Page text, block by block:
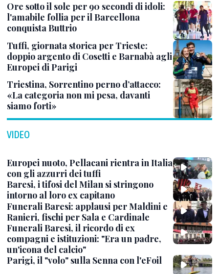
Ore sotto il sole per 90 secondi di idoli:
l'amabile follia per il Barcellona
conquista Buttrio
Tuffi, giornata storica per Trieste:
doppio argento di Cosetti e Barnabà agli
Europei di Parigi
Triestina, Sorrentino perno d’attacco:
«La categoria non mi pesa, davanti
siamo forti»
VIDEO
Europei nuoto, Pellacani rientra in Italia
con gli azzurri dei tuffi
Baresi, i tifosi del Milan si stringono
intorno al loro ex capitano
Funerali Baresi: applausi per Maldini e
Ranieri, fischi per Sala e Cardinale
Funerali Baresi, il ricordo di ex
compagni e istituzioni: "Era un padre,
un'icona del calcio"
Parigi, il "volo" sulla Senna con l'eFoil